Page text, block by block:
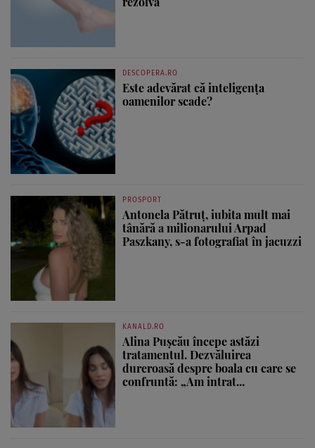
DESCOPERA.RO
Este adevărat că inteligența
oamenilor scade?
PROSPORT
Antonela Pătruț, iubita mult mai
tânără a milionarului Arpad
Paszkany, s-a fotografiat în jacuzzi
KANALD.RO
Alina Pușcău începe astăzi
tratamentul. Dezvăluirea
dureroasă despre boala cu care se
confruntă: „Am intrat...